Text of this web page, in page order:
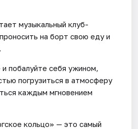
музыкальный клуб-
на борт свою еду и
побалуйте себя ужином,
погрузиться в атмосферу
каждым мгновением
кольцо» — это самый